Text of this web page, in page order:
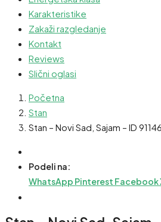
Karakteristike
Zakaži razgledanje
Kontakt
Reviews
Slični oglasi
Početna
Stan
Stan – Novi Sad, Sajam – ID
Podeli na:
WhatsApp Pinterest Facebook